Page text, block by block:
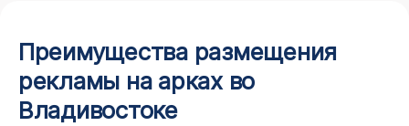
Преимущества размещения
рекламы на арках во
Владивостоке